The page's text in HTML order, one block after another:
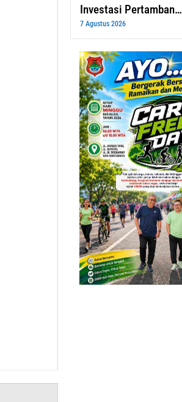
Investasi Pertamban…
7 Agustus 2026